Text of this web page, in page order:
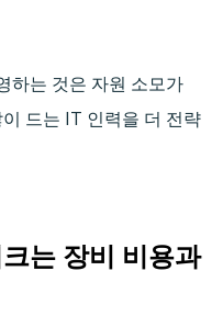
하는 것은 자원 소모가
드는 IT 인력을 더 전략
는 장비 비용과